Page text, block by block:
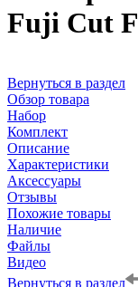
Fuji Cut
Вернуться в раздел
Обзор товара
Набор
Комплект
Описание
Характеристики
Аксессуары
Отзывы
Похожие товары
Наличие
Файлы
Видео
Вернуться в раздел